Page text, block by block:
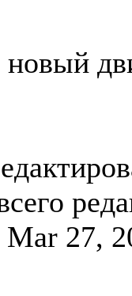
новый
27,